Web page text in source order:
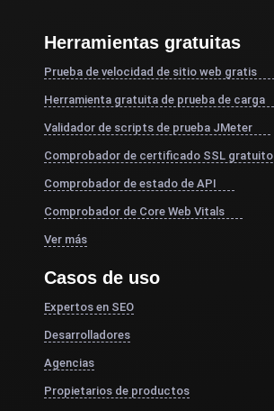
Herramientas gratuitas
Prueba de velocidad de sitio web gratis
Herramienta gratuita de prueba de carga
Validador de scripts de prueba JMeter
Comprobador de certificado SSL gratuito
Comprobador de estado de API
Comprobador de Core Web Vitals
Ver más
Casos de uso
Expertos en SEO
Desarrolladores
Agencias
Propietarios de productos